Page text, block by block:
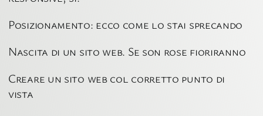
Posizionamento: ecco come lo stai sprecando
Nascita di un sito web. Se son rose fioriranno
Creare un sito web col corretto punto di
vista